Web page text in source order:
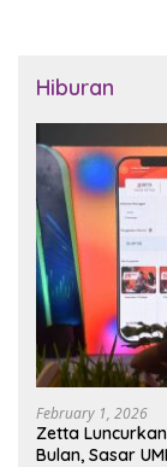
Hiburan
February 1, 2026
Zetta
Bulan, Sasar